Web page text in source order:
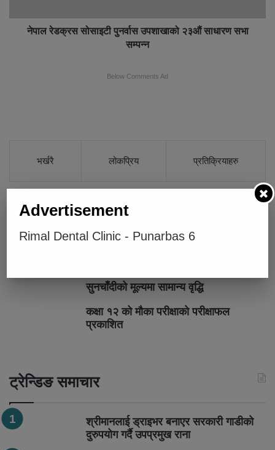
नेपाल रेडक्रस सोसाइटी पुनर्वास उपशाखाको २३औं साधारण सभा
सम्पन्न
Below Comments Ad
भर्खरै लोकप्रिय प्रतिक्रियाहरु
सुनचाँदीको मूल्यमा सामान्य वृद्धि
कक्षा १२ को मौका परीक्षाको परीक्षाफल
प्रकाशित
ट्रेन्डिङ समाचार
श्रीमानलाई ड्राइभर बनाएर सरकारी गाडीको
दुरुपयोग गर्दै उपप्रमुख राना
Advertisement
Rimal Dental Clinic - Punarbas 6